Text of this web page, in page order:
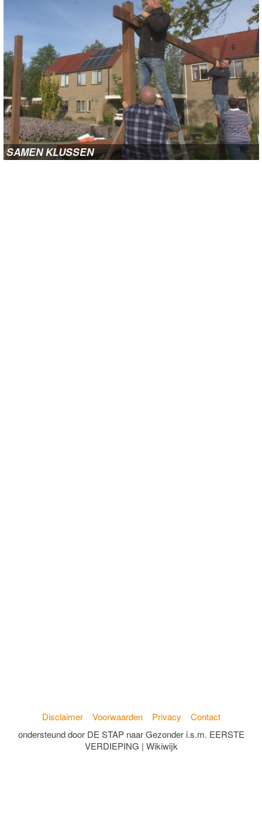
SAMEN KLUSSEN
Disclaimer Voorwaarden Privacy
Contact
ondersteund door DE STAP naar Gezonder i.s.m. EERSTE
VERDIEPING | Wikiwijk